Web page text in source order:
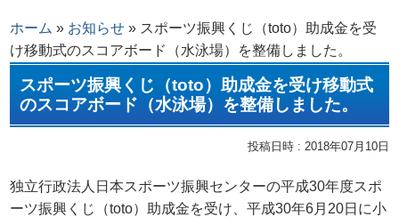
ホーム » お知らせ » スポーツ振興くじ（toto）助成⾦を受
け移動式のスコアボード（水泳場）を整備しました。
スポーツ振興くじ（toto）助成⾦を受け移動式
のスコアボード（水泳場）を整備しました。
投稿日時 : 2018年07月10日
独⽴⾏政法⼈⽇本スポーツ振興センターの平成30年度スポ
ーツ振興くじ（toto）助成⾦を受け、平成30年6⽉20⽇に小